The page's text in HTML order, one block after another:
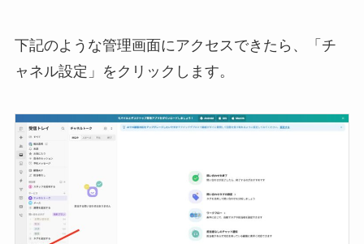
下記のような管理画面にアクセスできたら、「チ
ャネル設定」をクリックします。